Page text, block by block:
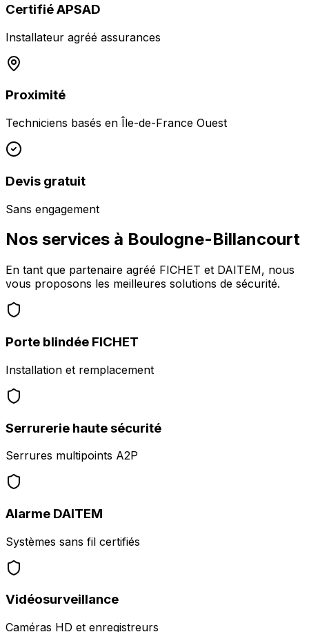
Certifié APSAD
Installateur agréé assurances
Proximité
Techniciens basés en Île-de-France Ouest
Devis gratuit
Sans engagement
Nos services à Boulogne-Billancourt
En tant que partenaire agréé FICHET et DAITEM, nous
vous proposons les meilleures solutions de sécurité.
Porte blindée FICHET
Installation et remplacement
Serrurerie haute sécurité
Serrures multipoints A2P
Alarme DAITEM
Systèmes sans fil certifiés
Vidéosurveillance
Caméras HD et enregistreurs